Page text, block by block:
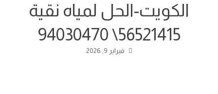
الكويت-الحل لمياه نقية
56521415\ 94030470
فبراير 9, 2026